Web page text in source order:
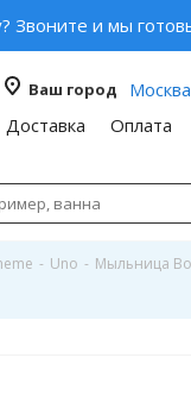
Звоните и мы
Ваш город
Москва
Доставка
Оплата
- Uno - Мыльница